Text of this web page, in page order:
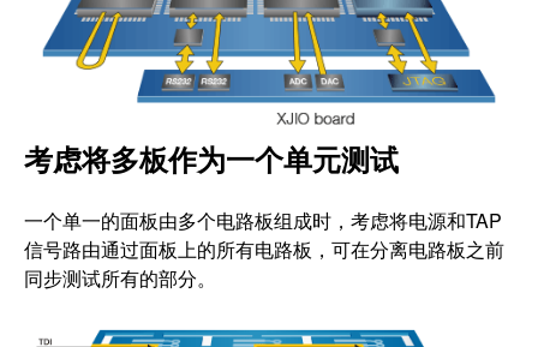
考虑将多板作为一个单元测试
一个单一的面板由多个电路板组成时，考虑将电源和TAP
信号路由通过面板上的所有电路板，可在分离电路板之前
同步测试所有的部分。